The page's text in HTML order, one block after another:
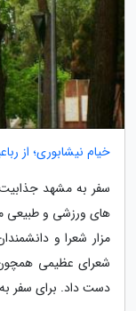
خیام نیشابوری؛ از
سفر به مشهد جذابیت
های ورزشی و طبیعی
مزار شعرا و
شعرای عظیمی همچون
دست داد. برای سفر